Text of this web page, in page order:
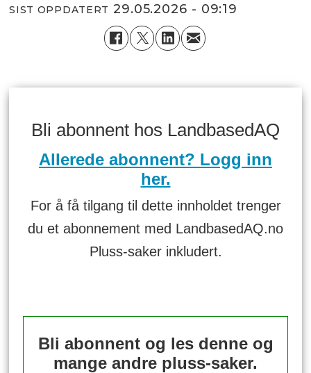
SIST OPPDATERT 29.05.2026 - 09:19
Bli abonnent hos LandbasedAQ
Allerede abonnent? Logg inn
her.
For å få tilgang til dette innholdet trenger
du et abonnement med LandbasedAQ.no
Pluss-saker inkludert.
Bli abonnent og les denne og
mange andre pluss-saker.